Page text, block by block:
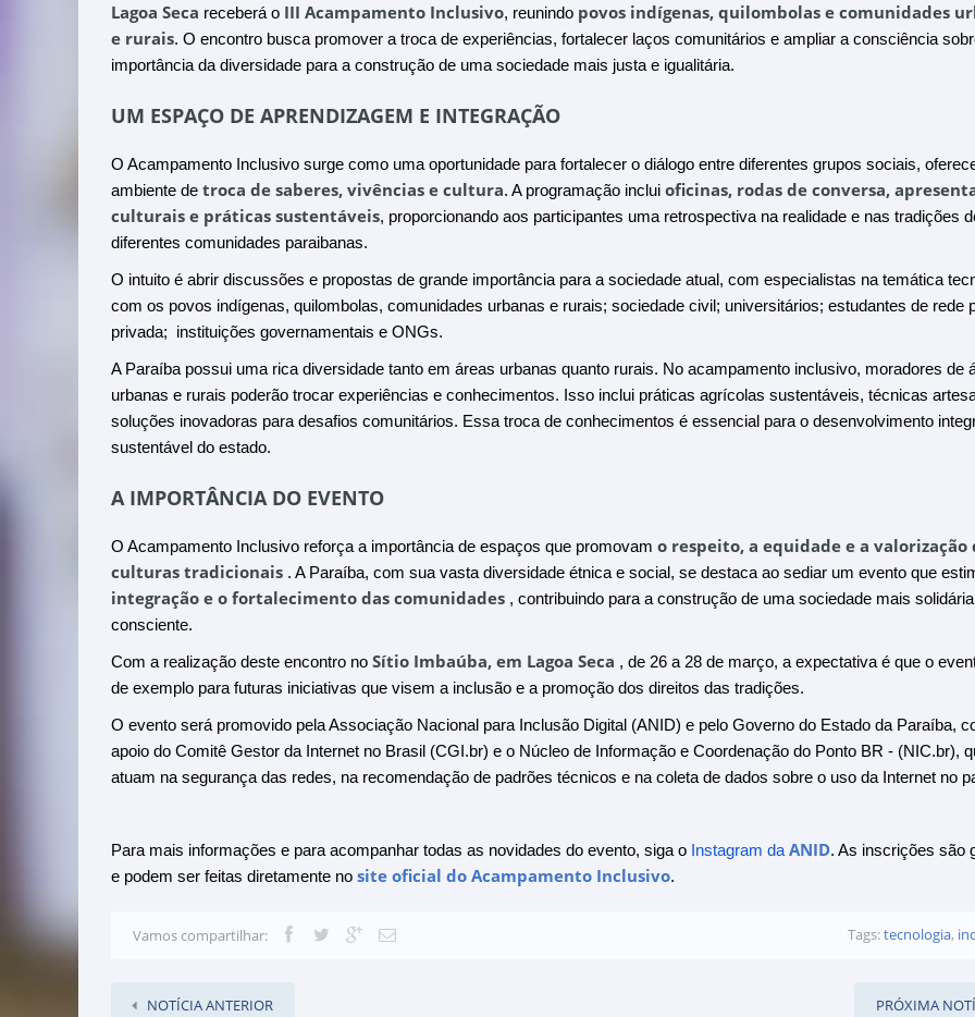
Lagoa Seca receberá o III Acampamento Inclusivo, reunindo povos indígenas, quilombolas e comunidades
e rurais. O encontro busca promover a troca de experiências, fortalecer laços comunitários e ampliar a consciência
importância da diversidade para a construção de uma sociedade mais justa e igualitária.
UM ESPAÇO DE APRENDIZAGEM E INTEGRAÇÃO
O Acampamento Inclusivo surge como uma oportunidade para fortalecer o diálogo entre diferentes grupos sociais,
ambiente de troca de saberes, vivências e cultura. A programação inclui oficinas, rodas de conversa,
culturais e práticas sustentáveis, proporcionando aos participantes uma retrospectiva na realidade e nas tradições
diferentes comunidades paraibanas.
O intuito é abrir discussões e propostas de grande importância para a sociedade atual, com especialistas na temática
com os povos indígenas, quilombolas, comunidades urbanas e rurais; sociedade civil; universitários; estudantes de rede
privada; instituições governamentais e ONGs.
A Paraíba possui uma rica diversidade tanto em áreas urbanas quanto rurais. No acampamento inclusivo, moradores de
urbanas e rurais poderão trocar experiências e conhecimentos. Isso inclui práticas agrícolas sustentáveis, técnicas
soluções inovadoras para desafios comunitários. Essa troca de conhecimentos é essencial para o desenvolvimento
sustentável do estado.
A IMPORTÂNCIA DO EVENTO
O Acampamento Inclusivo reforça a importância de espaços que promovam o respeito, a equidade e a valorização
culturas tradicionais . A Paraíba, com sua vasta diversidade étnica e social, se destaca ao sediar um evento que
integração e o fortalecimento das comunidades , contribuindo para a construção de uma sociedade mais
consciente.
Com a realização deste encontro no Sítio Imbaúba, em Lagoa Seca , de 26 a 28 de março, a expectativa é que o
de exemplo para futuras iniciativas que visem a inclusão e a promoção dos direitos das tradições.
O evento será promovido pela Associação Nacional para Inclusão Digital (ANID) e pelo Governo do Estado da Paraíba,
apoio do Comitê Gestor da Internet no Brasil (CGI.br) e o Núcleo de Informação e Coordenação do Ponto BR - (NIC.br),
atuam na segurança das redes, na recomendação de padrões técnicos e na coleta de dados sobre o uso da Internet no
Para mais informações e para acompanhar todas as novidades do evento, siga o Instagram daANID. As inscrições são
e podem ser feitas diretamente no site oficial do Acampamento Inclusivo.
Vamos compartilhar: Tags:tecnologia,
NOTÍCIA ANTERIOR PRÓXIMA